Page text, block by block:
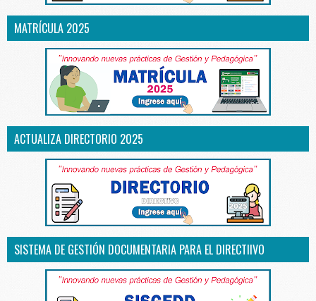
MATRÍCULA 2025
ACTUALIZA DIRECTORIO 2025
SISTEMA DE GESTIÓN DOCUMENTARIA PARA EL DIRECTIIVO